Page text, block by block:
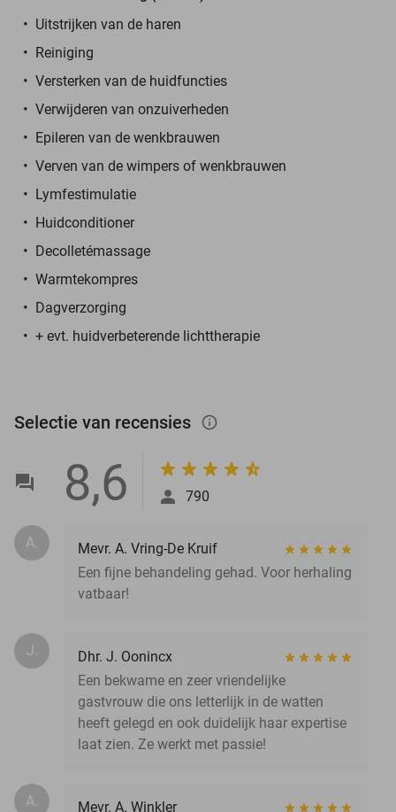
Uitstrijken van de haren
Reiniging
Versterken van de huidfuncties
Verwijderen van onzuiverheden
Epileren van de wenkbrauwen
Verven van de wimpers of wenkbrauwen
Lymfestimulatie
Huidconditioner
Decolletémassage
Warmtekompres
Dagverzorging
+ evt. huidverbeterende lichttherapie
Selectie van recensies info_outlined
8,6 790
A.
Mevr. A. Vring-De Kruif
Een fijne behandeling gehad. Voor herhaling
vatbaar!
J.
Dhr. J. Oonincx
Een bekwame en zeer vriendelijke
gastvrouw die ons letterlijk in de watten
heeft gelegd en ook duidelijk haar expertise
laat zien. Ze werkt met passie!
A.
Mevr. A. Winkler